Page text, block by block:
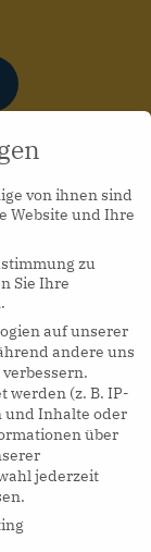
von ihnen sind
Website und Ihre
zu
Sie Ihre
auf unserer
andere uns
werden (z. B. IP-
und Inhalte oder
über
jederzeit